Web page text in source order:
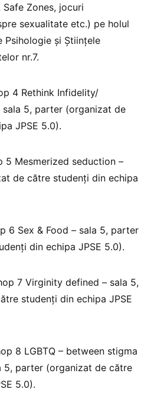
Safe Zones, jocuri
sexualitate etc.) pe holul
Psihologie și Științele
nr.7.
4 Rethink Infidelity/
5, parter (organizat de
JPSE 5.0).
5 Mesmerized seduction –
de către studenți din echipa
6 Sex & Food – sala 5, parter
din echipa JPSE 5.0).
7 Virginity defined – sala 5,
studenți din echipa JPSE
8 LGBTQ – between stigma
5, parter (organizat de către
5.0).